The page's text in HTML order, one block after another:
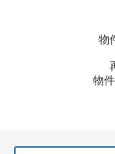
物
物